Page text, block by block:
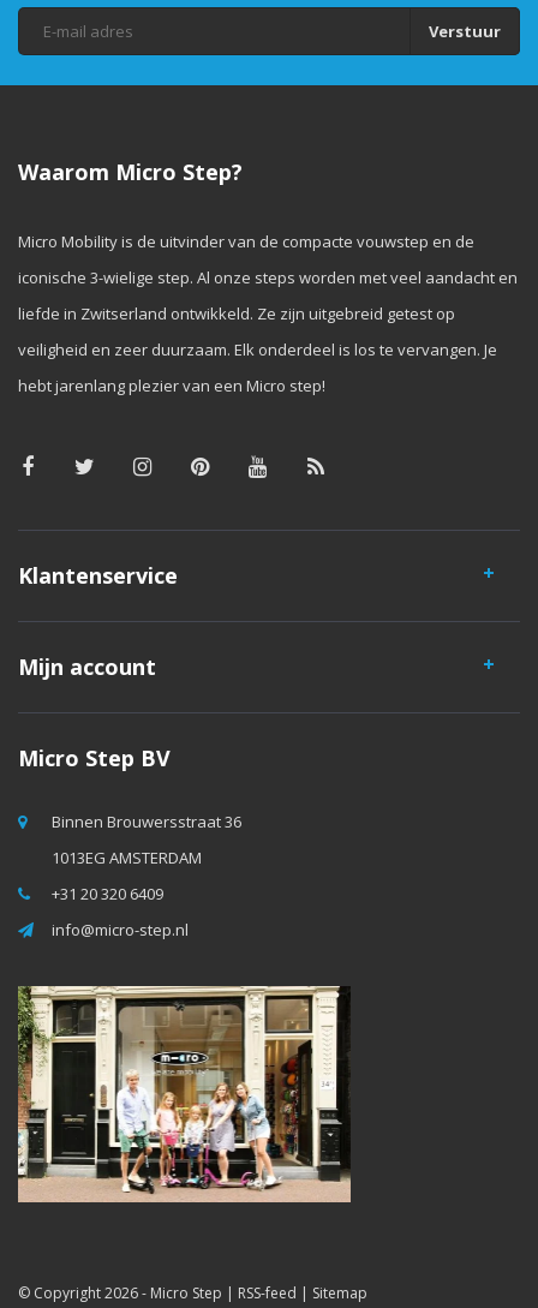
Verstuur
Waarom Micro Step?
Micro Mobility is de uitvinder van de compacte vouwstep en de
iconische 3-wielige step. Al onze steps worden met veel aandacht en
liefde in Zwitserland ontwikkeld. Ze zijn uitgebreid getest op
veiligheid en zeer duurzaam. Elk onderdeel is los te vervangen. Je
hebt jarenlang plezier van een Micro step!
Klantenservice
Mijn account
Micro Step BV
Binnen Brouwersstraat 36
1013EG AMSTERDAM
+31 20 320 6409
info@micro-step.nl
© Copyright 2026 - Micro Step | RSS-feed | Sitemap